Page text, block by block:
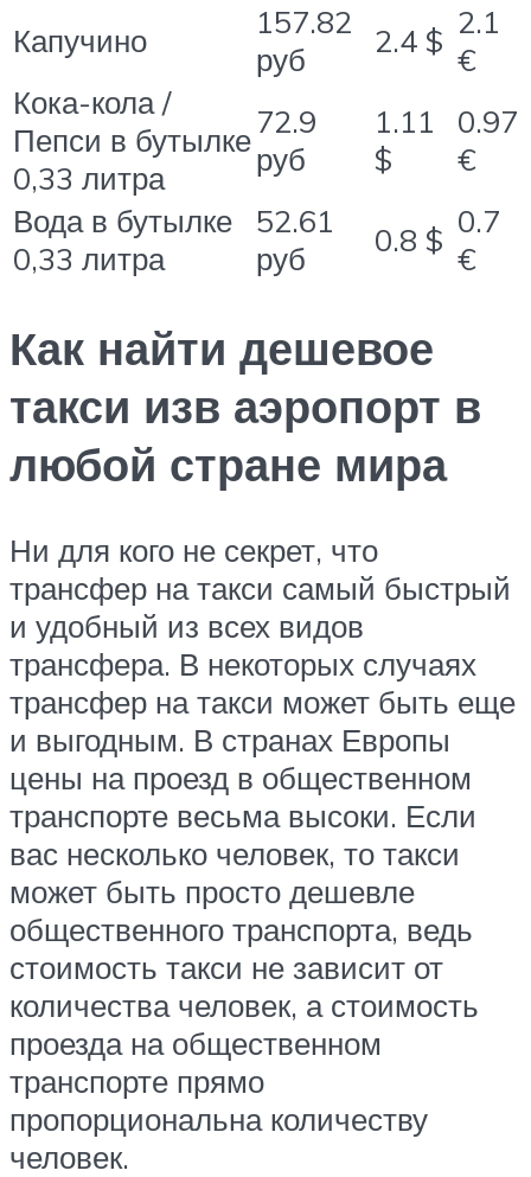
Капучино
157.82
руб
2.4 $ 2.1
€
Кока-кола /
Пепси в бутылке
0,33 литра
72.9
руб
1.11
$
0.97
€
Вода в бутылке
0,33 литра
52.61
руб
0.8 $ 0.7
€
Как найти дешевое
такси изв аэропорт в
любой стране мира
Ни для кого не секрет, что
трансфер на такси самый быстрый
и удобный из всех видов
трансфера. В некоторых случаях
трансфер на такси может быть еще
и выгодным. В странах Европы
цены на проезд в общественном
транспорте весьма высоки. Если
вас несколько человек, то такси
может быть просто дешевле
общественного транспорта, ведь
стоимость такси не зависит от
количества человек, а стоимость
проезда на общественном
транспорте прямо
пропорциональна количеству
человек.